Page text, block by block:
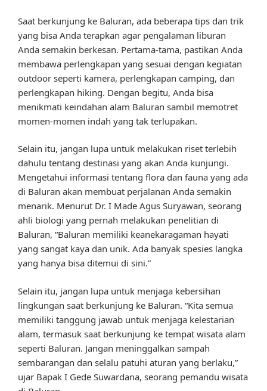
Saat berkunjung ke Baluran, ada beberapa tips dan trik
yang bisa Anda terapkan agar pengalaman liburan
Anda semakin berkesan. Pertama-tama, pastikan Anda
membawa perlengkapan yang sesuai dengan kegiatan
outdoor seperti kamera, perlengkapan camping, dan
perlengkapan hiking. Dengan begitu, Anda bisa
menikmati keindahan alam Baluran sambil memotret
momen-momen indah yang tak terlupakan.
Selain itu, jangan lupa untuk melakukan riset terlebih
dahulu tentang destinasi yang akan Anda kunjungi.
Mengetahui informasi tentang flora dan fauna yang ada
di Baluran akan membuat perjalanan Anda semakin
menarik. Menurut Dr. I Made Agus Suryawan, seorang
ahli biologi yang pernah melakukan penelitian di
Baluran, “Baluran memiliki keanekaragaman hayati
yang sangat kaya dan unik. Ada banyak spesies langka
yang hanya bisa ditemui di sini.”
Selain itu, jangan lupa untuk menjaga kebersihan
lingkungan saat berkunjung ke Baluran. “Kita semua
memiliki tanggung jawab untuk menjaga kelestarian
alam, termasuk saat berkunjung ke tempat wisata alam
seperti Baluran. Jangan meninggalkan sampah
sembarangan dan selalu patuhi aturan yang berlaku,”
ujar Bapak I Gede Suwardana, seorang pemandu wisata